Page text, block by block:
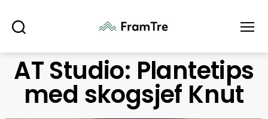
AT Studio: Plantetips
med skogsjef Knut